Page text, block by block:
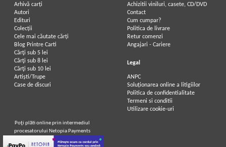
Arhivă carți
Autori
Edituri
Colecții
Cele mai căutate cărți
Blog Printre Carti
Cărţi sub 5 lei
Cărţi sub 8 lei
Cărţi sub 10 lei
Artiști/Trupe
Case de discuri
Achizitii viniluri, casete, CD/DVD
Contact
Cum cumpar?
Politica de livrare
Retur comenzi
Angajari - Cariere
Legal
ANPC
Soluționarea online a litigiilor
Politica de confidentialitate
Termeni si conditii
Utilizare cookie-uri
Poţi plăti online prin intermediul
procesatorului Netopia Payments